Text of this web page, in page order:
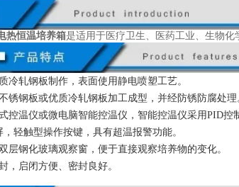
热恒温培养箱是适用于医疗卫生、医药工业、生物
冷轧钢板制作，表面使用静电喷塑工艺。
锈钢板或优质冷轧钢板加工成型，并经防锈防腐处理
控温仪或微电脑智能控温仪，智能控温仪采用PID控
轻触型操作按键，具有超温报警功能。
层钢化玻璃观察窗，便于直接观察培养物的变化。
，启闭方便、密封良好。